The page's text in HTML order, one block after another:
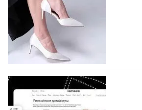
На участие в седьмой Московской
которая пройдет в российской
по 1 октября, уже подано 1047
половину из них (494) прислали
коллекции которых не были
07.08.2026 659
BALLINA представит свои
Shoes